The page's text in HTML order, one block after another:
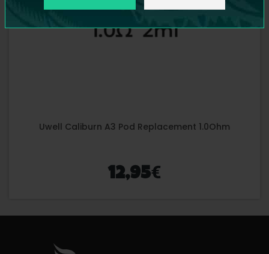
Uwell Caliburn A3 Pod Replacement 1.0Ohm
12,95€